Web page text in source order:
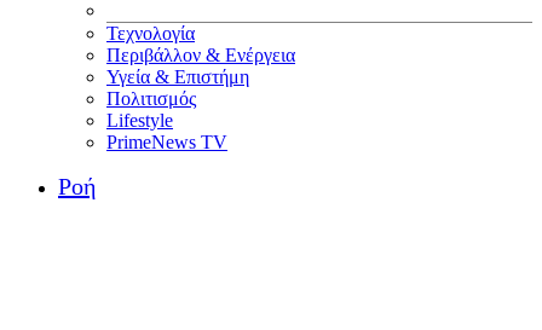
Τεχνολογία
Περιβάλλον & Ενέργεια
Υγεία & Επιστήμη
Πολιτισμός
Lifestyle
PrimeNews TV
Ροή